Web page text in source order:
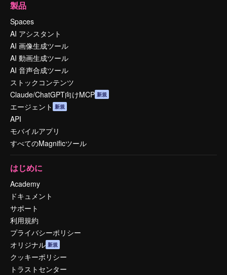
製品
Spaces
AI アシスタント
AI 画像生成ツール
AI 動画生成ツール
AI 音声合成ツール
ストックコンテンツ
Claude/ChatGPT向けMCP 新規
エージェント 新規
API
モバイルアプリ
すべてのMagnificツール
はじめに
Academy
ドキュメント
サポート
利用規約
プライバシーポリシー
オリジナル 新規
クッキーポリシー
トラストセンター